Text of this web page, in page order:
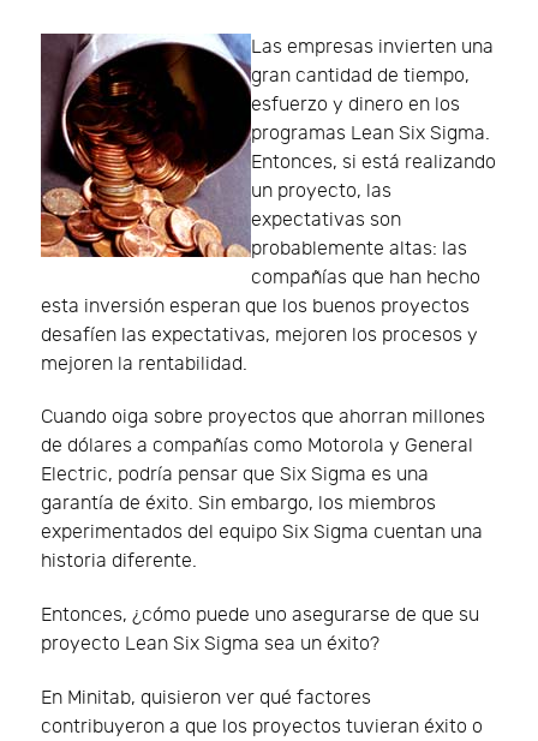
Las empresas invierten una
gran cantidad de tiempo,
esfuerzo y dinero en los
programas Lean Six Sigma.
Entonces, si está realizando
un proyecto, las
expectativas son
probablemente altas: las
compañías que han hecho
esta inversión esperan que los buenos proyectos
desafíen las expectativas, mejoren los procesos y
mejoren la rentabilidad.
Cuando oiga sobre proyectos que ahorran millones
de dólares a compañías como Motorola y General
Electric, podría pensar que Six Sigma es una
garantía de éxito. Sin embargo, los miembros
experimentados del equipo Six Sigma cuentan una
historia diferente.
Entonces, ¿cómo puede uno asegurarse de que su
proyecto Lean Six Sigma sea un éxito?
En Minitab, quisieron ver qué factores
contribuyeron a que los proyectos tuvieran éxito o